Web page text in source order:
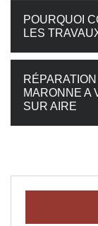
POURQUOI
LES
MARONNE A
SUR AIRE